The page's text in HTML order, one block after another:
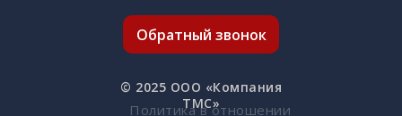
© 2025 OOO «Компания
ТМС»
Политика в отношении
Обратный звонок